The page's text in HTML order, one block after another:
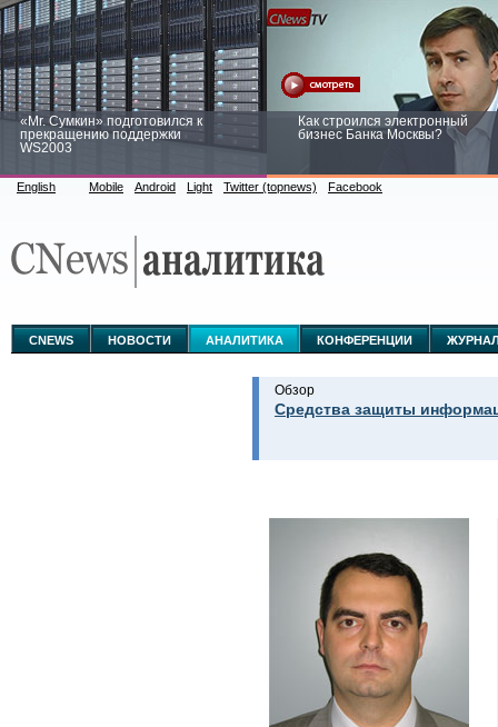
«Mr. Сумкин» подготовился к
прекращению поддержки
WS2003
Как строился электронный
бизнес Банка Москвы?
аналитике
English Mobile Android Light Twitter (topnews) Facebook
CNEWS НОВОСТИ АНАЛИТИКА КОНФЕРЕНЦИИ
Обзор
Средства защиты